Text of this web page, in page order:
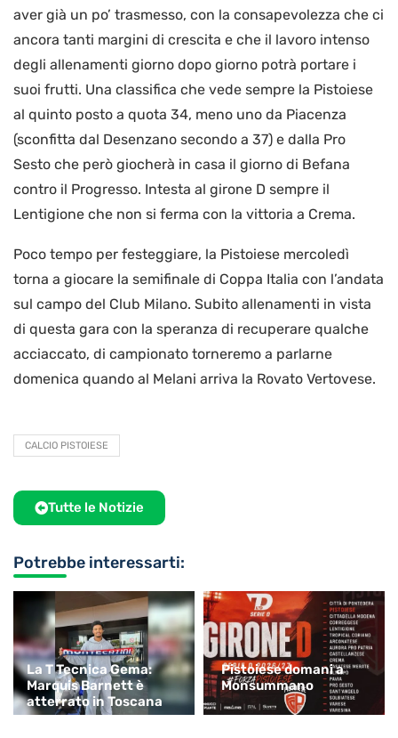
aver già un po’ trasmesso, con la consapevolezza che ci
ancora tanti margini di crescita e che il lavoro intenso
degli allenamenti giorno dopo giorno potrà portare i
suoi frutti. Una classifica che vede sempre la Pistoiese
al quinto posto a quota 34, meno uno da Piacenza
(sconfitta dal Desenzano secondo a 37) e dalla Pro
Sesto che però giocherà in casa il giorno di Befana
contro il Progresso. Intesta al girone D sempre il
Lentigione che non si ferma con la vittoria a Crema.
Poco tempo per festeggiare, la Pistoiese mercoledì
torna a giocare la semifinale di Coppa Italia con l’andata
sul campo del Club Milano. Subito allenamenti in vista
di questa gara con la speranza di recuperare qualche
acciaccato, di campionato torneremo a parlarne
domenica quando al Melani arriva la Rovato Vertovese.
CALCIO PISTOIESE
Tutte le Notizie
Potrebbe interessarti:
La T Tecnica Gema:
Marquis Barnett è
atterrato in Toscana
Pistoiese domani a
Monsummano